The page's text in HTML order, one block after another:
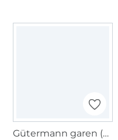
Gütermann garen (800) wit